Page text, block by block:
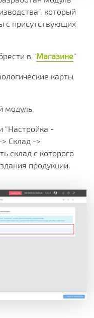
который
с присутствующих
в "Магазине"
карты
модуль.
"Настройка -
Склад ->
склад с которого
продукции.